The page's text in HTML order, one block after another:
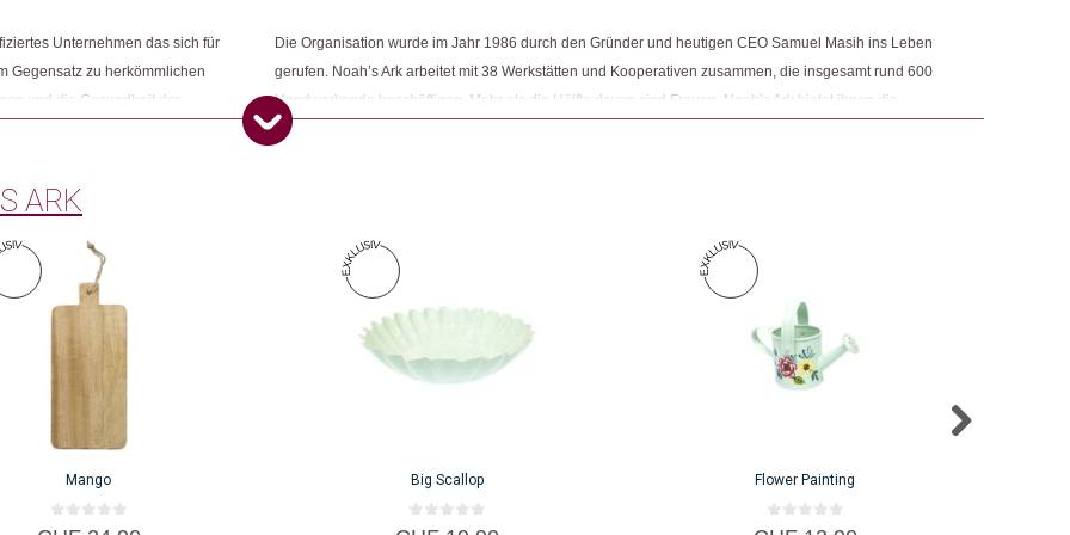
Dieses Produkt weiterempfehlen:
Unternehmen das sich für
Gegensatz zu herkömmlichen
und die Gesundheit der
Die Organisation wurde im Jahr 1986 durch den Gründer und heutigen CEO Samuel Masih ins Leben
gerufen. Noah’s Ark arbeitet mit 38 Werkstätten und Kooperativen zusammen, die insgesamt rund 600
Handwerkende beschäftigen. Mehr als die Hälfte davon sind Frauen. Noah’s Ark bietet ihnen die
Möglichkeit, ihre Produkte zu Hause herzustellen, wo sie gleichzeitig die Verantwortung für Familie und
ARK
Mango
0
Big Scallop
0
Flower Painting
0